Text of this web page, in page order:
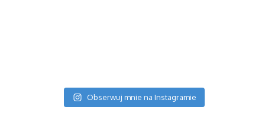
Obserwuj mnie na Instagramie